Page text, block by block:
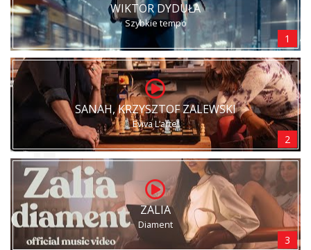
WIKTOR DYDUŁA
Szybkie tempo
1
SANAH, KRZYSZTOF ZALEWSKI
Eviva L’arte!
2
ZALIA
Diament
3